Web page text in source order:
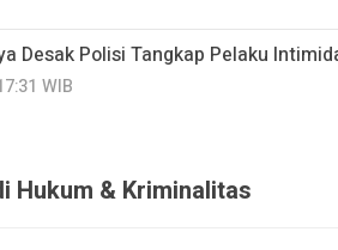
Desak Polisi Tangkap Pelaku
WIB
Hukum & Kriminalitas